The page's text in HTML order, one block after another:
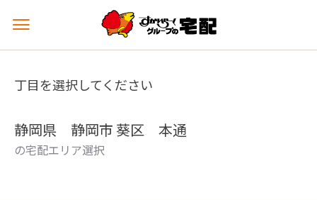
メ
ュ
を
丁目を選択してください
静岡県 静岡市 葵区 本通
の宅配エリア選択